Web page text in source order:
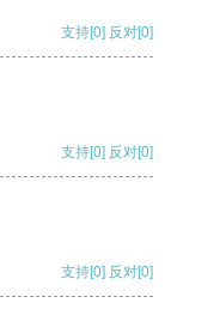
支持[0] 反对[0]
支持[0] 反对[0]
支持[0] 反对[0]